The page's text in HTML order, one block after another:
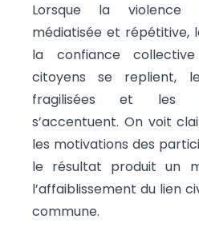
Lorsque la violence
médiatisée et répétitive,
la confiance
citoyens se replient,
fragilisées et les
s’accentuent. On voit
les motivations des
le résultat produit un
l’affaiblissement du lien
commune.